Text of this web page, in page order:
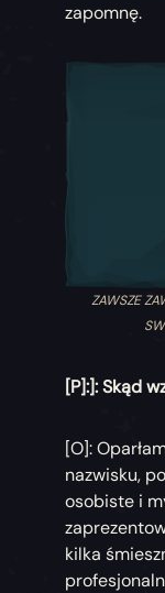
zapomnę.
ZAWSZE
[P]:]: Skąd
[O]:
nazwisku,
osobiste i
kilka